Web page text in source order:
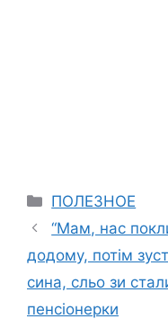
Categories
ПОЛЕЗНОЕ
“Мам, нас
додому, потім
сина, сльо зи
пенсіонерки